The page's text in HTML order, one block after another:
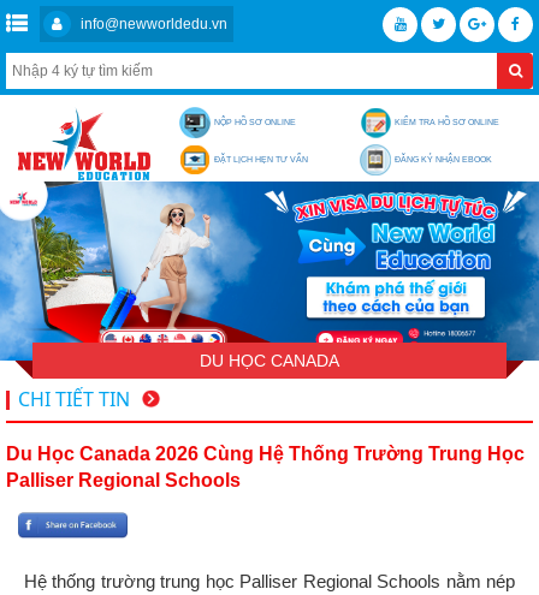
info@newworldedu.vn
NỘP HỒ SƠ ONLINE KIỂM TRA HỒ SƠ ONLINE
ĐẶT LỊCH HẸN TƯ VẤN ĐĂNG KÝ NHẬN EBOOK
DU HỌC CANADA
CHI TIẾT TIN
Du Học Canada 2026 Cùng Hệ Thống Trường Trung Học
Palliser Regional Schools
Hệ thống trường trung học Palliser Regional Schools nằm nép